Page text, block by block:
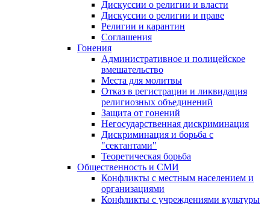
Дискуссии о религии и власти
Дискуссии о религии и праве
Религии и карантин
Соглашения
Гонения
Административное и полицейское
вмешательство
Места для молитвы
Отказ в регистрации и ликвидация
религиозных объединений
Защита от гонений
Негосударственная дискриминация
Дискриминация и борьба с
"сектантами"
Теоретическая борьба
Общественность и СМИ
Конфликты с местным населением и
организациями
Конфликты с учреждениями культуры